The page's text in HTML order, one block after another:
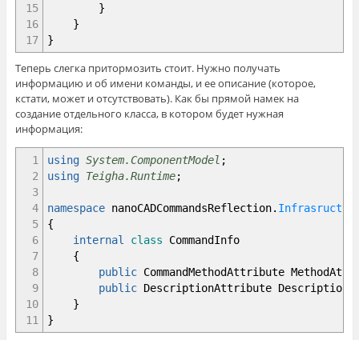
15
16
17
}
}
}
Теперь слегка притормозить стоит. Нужно получать
информацию и об имени команды, и ее описание (которое,
кстати, может и отсутствовать). Как бы прямой намек на
создание отдельного класса, в котором будет нужная
информация:
1
2
3
4
5
6
7
8
9
10
11
using System.ComponentModel ;
using Teigha.Runtime;
namespacenanoCADCommandsReflection.
{
internal
class CommandInfo
{
publicCommandMethodAttribute
publicDescriptionAttribute
}
}